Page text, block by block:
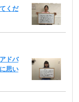
くだ
ドバ
思い